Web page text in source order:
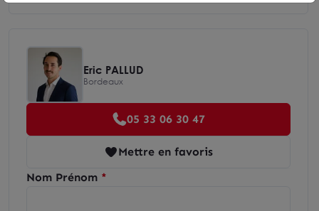
Eric PALLUD
Bordeaux
05 33 06 30 47
Mettre en favoris
Nom Prénom